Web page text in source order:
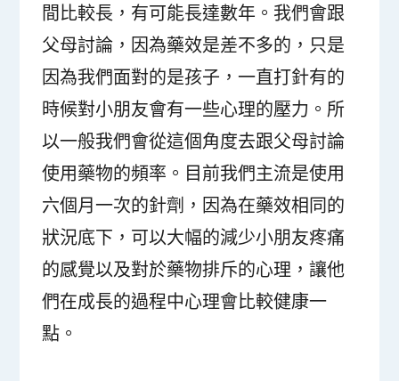
間比較長，有可能長達數年。我們會跟
父母討論，因為藥效是差不多的，只是
因為我們面對的是孩子，一直打針有的
時候對小朋友會有一些心理的壓力。所
以一般我們會從這個角度去跟父母討論
使用藥物的頻率。目前我們主流是使用
六個月一次的針劑，因為在藥效相同的
狀況底下，可以大幅的減少小朋友疼痛
的感覺以及對於藥物排斥的心理，讓他
們在成長的過程中心理會比較健康一
點。